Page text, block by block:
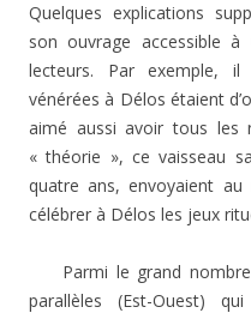
Quelques explications
son ouvrage accessible
lecteurs. Par exemple,
vénérées à Délos étaient
aimé aussi avoir tous les
« théorie », ce vaisseau
quatre ans, envoyaient
célébrer à Délos les jeux
Parmi le grand nombre
parallèles (Est-Ouest)